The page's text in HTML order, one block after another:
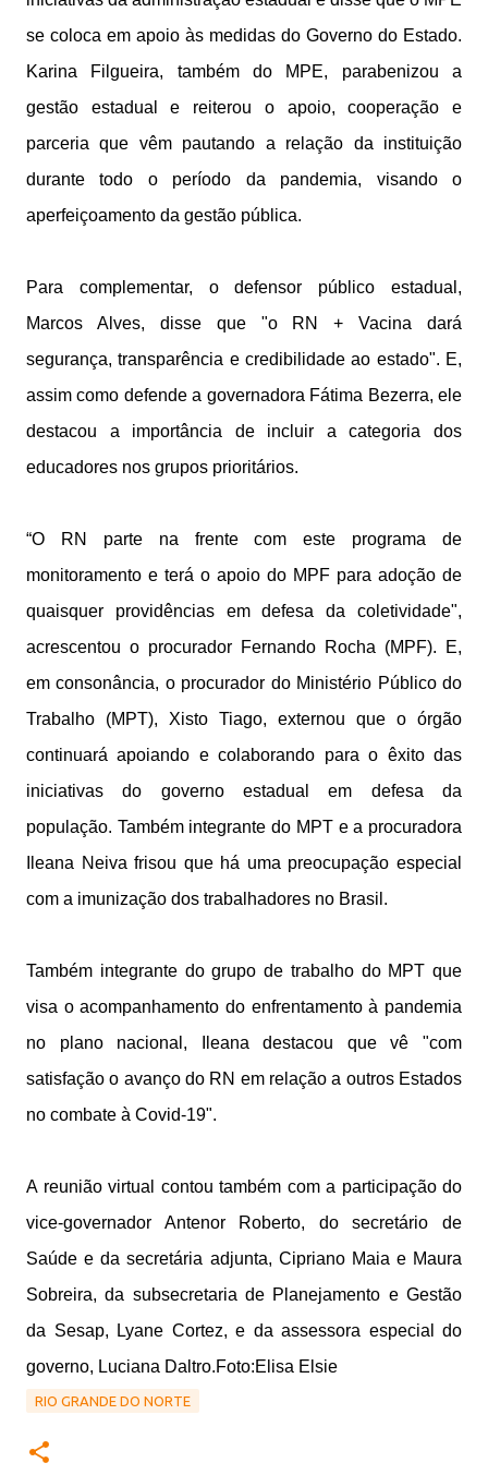
se coloca em apoio às medidas do Governo do Estado.
Karina Filgueira, também do MPE, parabenizou a
gestão estadual e reiterou o apoio, cooperação e
parceria que vêm pautando a relação da instituição
durante todo o período da pandemia, visando o
aperfeiçoamento da gestão pública.
Para complementar, o defensor público estadual,
Marcos Alves, disse que "o RN + Vacina dará
segurança, transparência e credibilidade ao estado". E,
assim como defende a governadora Fátima Bezerra, ele
destacou a importância de incluir a categoria dos
educadores nos grupos prioritários.
“O RN parte na frente com este programa de
monitoramento e terá o apoio do MPF para adoção de
quaisquer providências em defesa da coletividade",
acrescentou o procurador Fernando Rocha (MPF). E,
em consonância, o procurador do Ministério Público do
Trabalho (MPT), Xisto Tiago, externou que o órgão
continuará apoiando e colaborando para o êxito das
iniciativas do governo estadual em defesa da
população. Também integrante do MPT e a procuradora
Ileana Neiva frisou que há uma preocupação especial
com a imunização dos trabalhadores no Brasil.
Também integrante do grupo de trabalho do MPT que
visa o acompanhamento do enfrentamento à pandemia
no plano nacional, Ileana destacou que vê "com
satisfação o avanço do RN em relação a outros Estados
no combate à Covid-19".
A reunião virtual contou também com a participação do
vice-governador Antenor Roberto, do secretário de
Saúde e da secretária adjunta, Cipriano Maia e Maura
Sobreira, da subsecretaria de Planejamento e Gestão
da Sesap, Lyane Cortez, e da assessora especial do
governo, Luciana Daltro.Foto:Elisa Elsie
RIO GRANDE DO NORTE